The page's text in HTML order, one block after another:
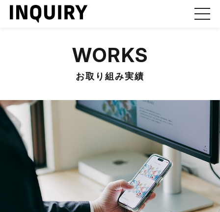
WORKS
お取り組み実績